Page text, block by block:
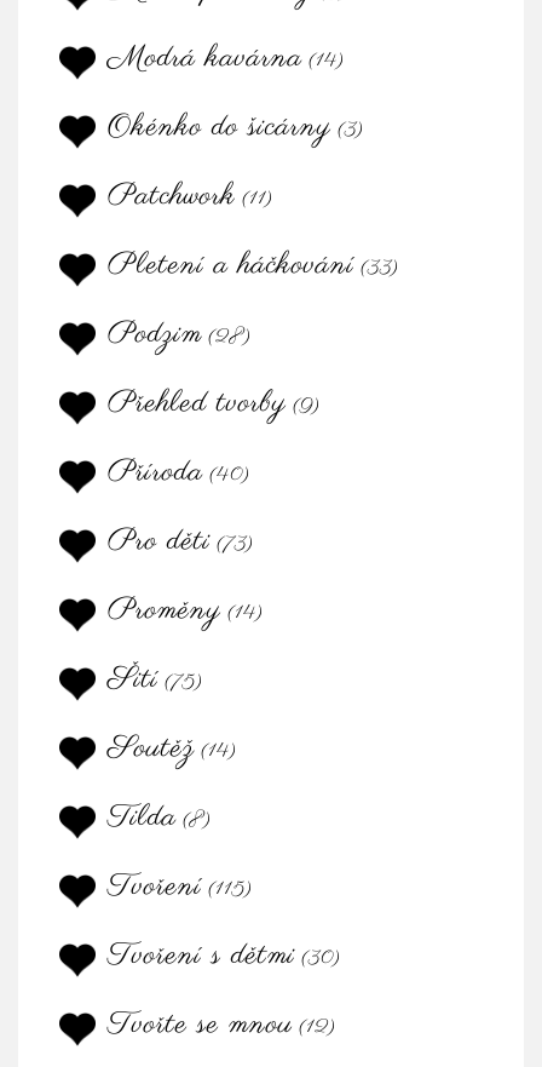
Modrá kavárna (14)
Okénko do šicárny (3)
Patchwork (11)
Pletení a háčkování (33)
Podzim (28)
Přehled tvorby (9)
Příroda (40)
Pro děti (73)
Proměny (14)
Šití (75)
Soutěž (14)
Tilda (8)
Tvoření (115)
Tvoření s dětmi (30)
Tvořte se mnou (12)